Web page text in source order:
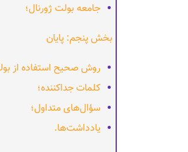
جامعه بولت ژورنال؛
بخش پنجم: پایان
روش صحیح استفاده از
کلمات جداکننده؛
سؤال‌های متداول؛
یادداشت‌ها.